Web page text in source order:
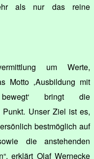
als nur das reine
um Werte,
Motto ‚Ausbildung mit
bringt die
Unser Ziel ist es,
bestmöglich auf
die anstehenden
erklärt Olaf Wernecke